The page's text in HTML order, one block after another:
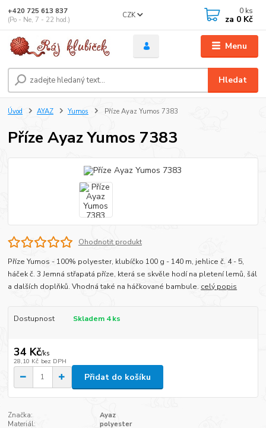
Menu
CZK
Hledat
+420 725 613 837
(Po - Ne, 7 - 22 hod.)
0 ks
za 0 Kč
Úvod AYAZ Yumos Příze Ayaz Yumos 7383
Příze Ayaz Yumos 7383
Ohodnotit produkt
Příze Yumos - 100% polyester, klubíčko 100 g - 140 m, jehlice č. 4 - 5,
háček č. 3 Jemná střapatá příze, která se skvěle hodí na pletení lemů, šál
a dalších doplňků. Vhodná také na háčkované bambule. celý popis
Dostupnost Skladem 4 ks
34 Kč/ks
28,10 Kč bez DPH
Přidat do košíku
Značka:
Ayaz
Materiál:
polyester